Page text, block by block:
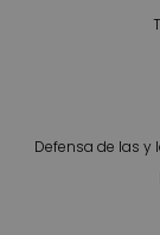
Defensa de las y